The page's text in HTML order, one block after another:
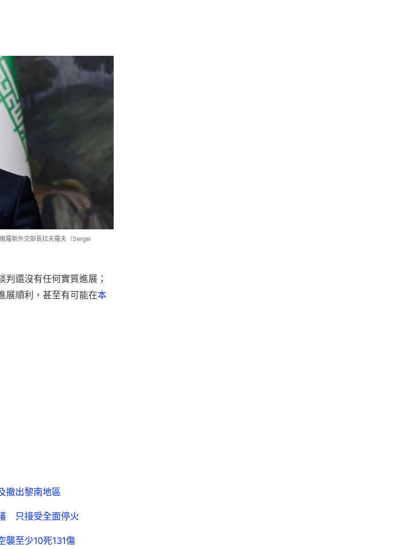
羅斯外交部長拉夫羅夫（Sergei
還沒有任何實質進展；
展順利，甚至有可能在本
撤出黎南地區
只接受全面停火
至少10死131傷